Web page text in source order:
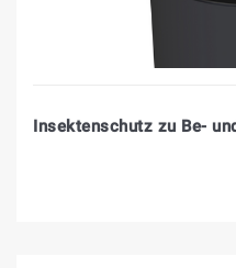
Insektenschutz zu Be-